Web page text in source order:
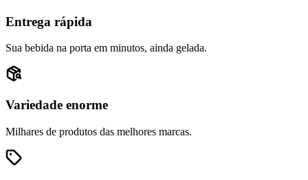
Entrega rápida
Sua bebida na porta em minutos, ainda gelada.
Variedade enorme
Milhares de produtos das melhores marcas.